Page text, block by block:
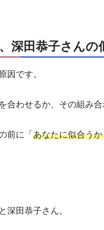
深田恭子さんの
因です。
合わせるか、その組み
前に「 あなたに似合う
深田恭子さん。